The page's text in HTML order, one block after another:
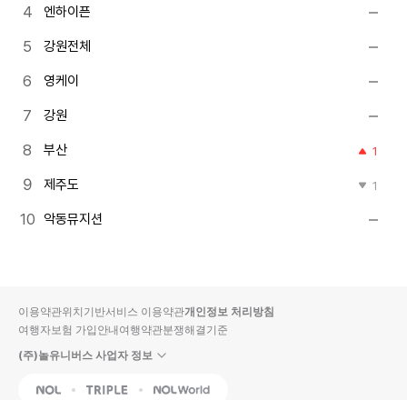
엔하이픈
강원전체
영케이
강원
부산 1
제주도 1
악동뮤지션
이용약관위치기반서비스 이용약관개인정보 처리방침
여행자보험 가입안내여행약관분쟁해결기준
(주)놀유니버스 사업자 정보
NOL Triple Interpark Global